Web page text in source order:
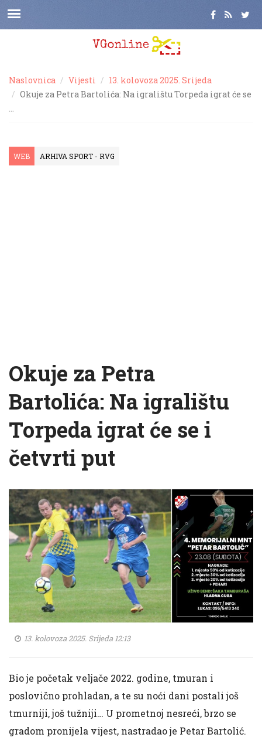
Naslovnica Vijesti
13. kolovoza 2025. Srijeda
Okuje za Petra Bartolića: Na igralištu Torpeda igrat će se
…
WEB ARHIVA SPORT - RVG
Okuje za Petra
Bartolića: Na igralištu
Torpeda igrat će se i
četvrti put
13. kolovoza 2025. Srijeda 12:13
Bio je početak veljače 2022. godine, tmuran i
poslovično prohladan, a te su noći dani postali još
tmurniji, još tužniji… U prometnoj nesreći, brzo se
gradom pronijela vijest, nastradao je Petar Bartolić.